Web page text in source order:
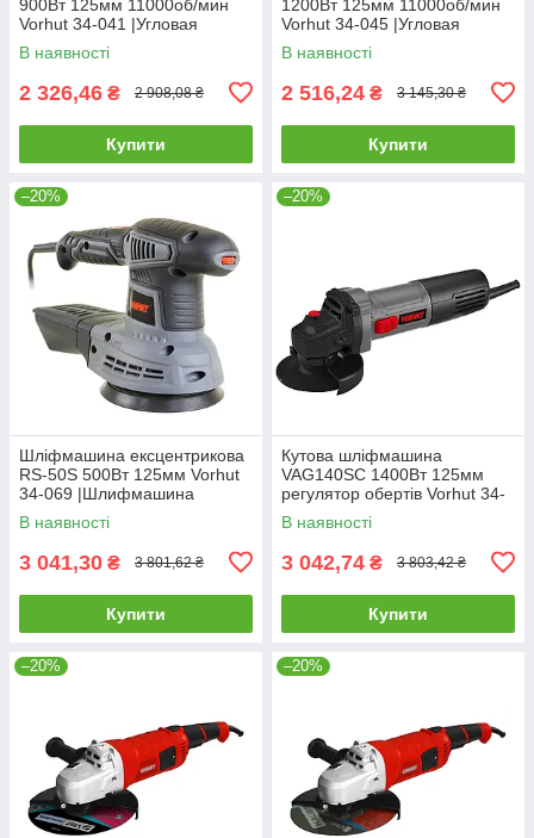
900Вт 125мм 11000об/мин
Vorhut 34-041 |Угловая
шлифмашина
В наявності
2 326,46 ₴ 2 908,08 ₴
Купити
1200Вт 125мм 11000об/мин
Vorhut 34-045 |Угловая
шлифмашина
В наявності
2 516,24 ₴ 3 145,30 ₴
Купити
–20%
Шліфмашина ексцентрикова
RS-50S 500Вт 125мм Vorhut
34-069 |Шлифмашина
эксцентриковая
В наявності
3 041,30 ₴ 3 801,62 ₴
Купити
–20%
Кутова шліфмашина
VAG140SC 1400Вт 125мм
регулятор обертів Vorhut 34-
047
В наявності
3 042,74 ₴ 3 803,42 ₴
Купити
–20% –20%